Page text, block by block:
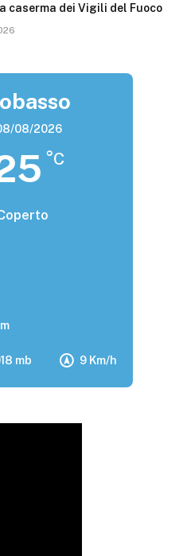
caserma dei Vigili del Fuoco
08/2026
°C
mb 9 Km/h